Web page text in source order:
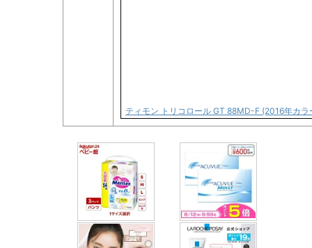
ティモン トリコロール GT 88MD-F (2016年カラ